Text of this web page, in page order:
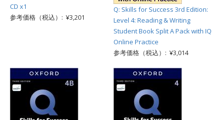
CD x1
参考価格（税込）: ¥3,201
Q: Skills for Success 3rd Edition:
Level 4: Reading & Writing
Student Book Split A Pack with IQ
Online Practice
参考価格（税込）: ¥3,014